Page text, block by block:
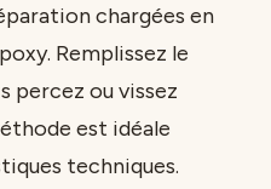
chargées en
Remplissez le
percez ou vissez
est idéale
techniques.